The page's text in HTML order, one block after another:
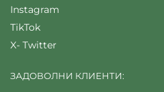
Instagram
TikTok
X- Twitter
ЗАДОВОЛНИ КЛИЕНТИ: